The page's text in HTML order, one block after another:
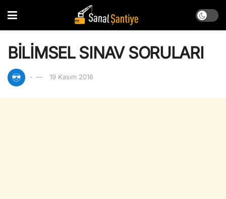
BİLİMSEL SINAV SORULARI
- 19 Kasım 2016